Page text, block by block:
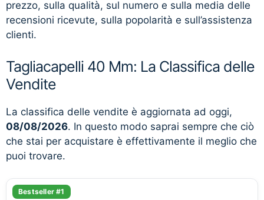
prezzo, sulla qualità, sul numero e sulla media delle
recensioni ricevute, sulla popolarità e sull’assistenza
clienti.
Tagliacapelli 40 Mm: La Classifica delle
Vendite
La classifica delle vendite è aggiornata ad oggi,
08/08/2026. In questo modo saprai sempre che ciò
che stai per acquistare è effettivamente il meglio che
puoi trovare.
Bestseller #1